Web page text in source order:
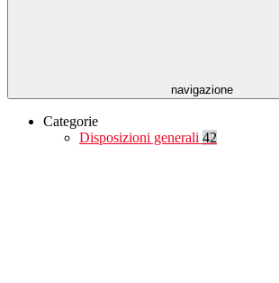
navigazione
Categorie
Disposizioni generali 42